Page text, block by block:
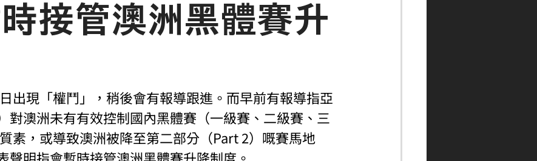
接管澳洲黑體賽升
出現「權鬥」，稍後會有報導跟進。而早前有報導指亞
對澳洲未有有效控制國內黑體賽（一級賽、二級賽、三
素，或導致澳洲被降至第二部分（Part 2）嘅賽馬地